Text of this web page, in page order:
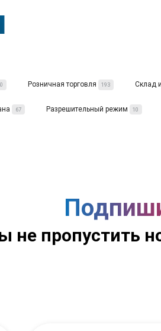
Розничная торговля 193 Склад
67 Разрешительный режим 10
не пропустить